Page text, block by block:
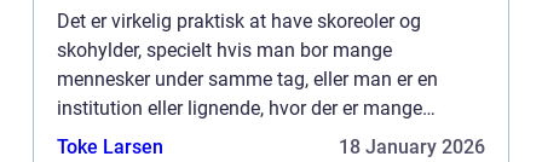
Det er virkelig praktisk at have skoreoler og
skohylder, specielt hvis man bor mange
mennesker under samme tag, eller man er en
institution eller lignende, hvor der er mange
besøgende med videre, der kommer forbi med
Toke Larsen 18 January 2026